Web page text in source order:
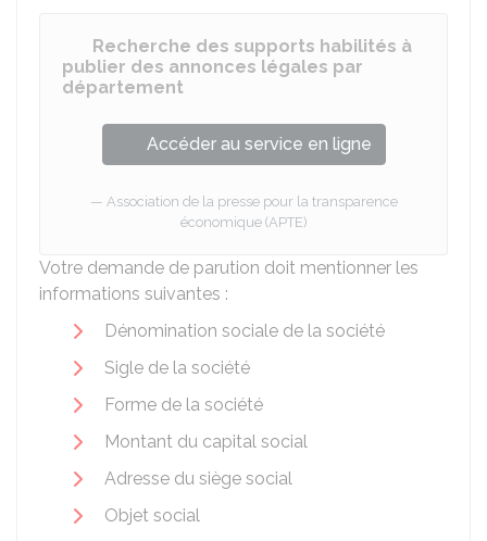
Recherche des supports habilités à
publier des annonces légales par
département
Accéder au service en ligne
Association de la presse pour la transparence
économique (APTE)
Votre demande de parution doit mentionner les
informations suivantes :
Dénomination sociale de la société
Sigle de la société
Forme de la société
Montant du capital social
Adresse du siège social
Objet social